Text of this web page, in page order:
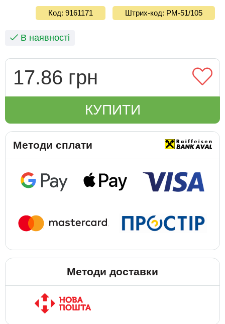
Код: 9161171 Штрих-код: PМ-51/105
В наявності
17.86 грн
КУПИТИ
Методи сплати
Методи доставки